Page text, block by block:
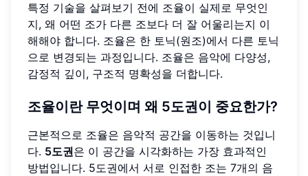
특정 기술을 살펴보기 전에 조율이 실제로 무엇인
지, 왜 어떤 조가 다른 조보다 더 잘 어울리는지 이
해해야 합니다. 조율은 한 토닉(원조)에서 다른 토닉
으로 변경되는 과정입니다. 조율은 음악에 다양성,
감정적 깊이, 구조적 명확성을 더합니다.
조율이란 무엇이며 왜 5도권이 중요한가?
근본적으로 조율은 음악적 공간을 이동하는 것입니
다. 5도권은 이 공간을 시각화하는 가장 효과적인
방법입니다. 5도권에서 서로 인접한 조는 7개의 음